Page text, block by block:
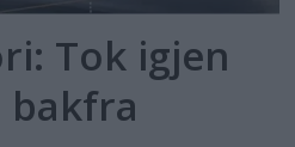
Tok igjen